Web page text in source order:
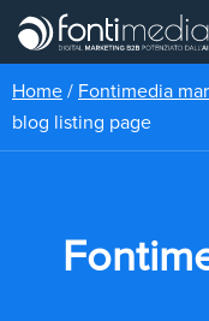
Home / Fontimedia
blog listing page